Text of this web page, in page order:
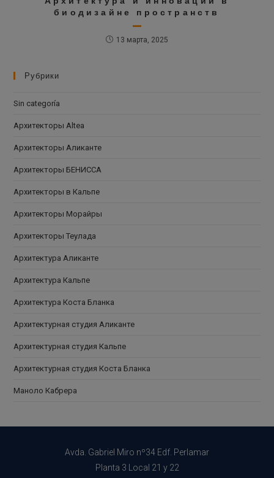
биодизайне пространств
13 марта, 2025
Рубрики
Sin categoría
Архитекторы Altea
Архитекторы Аликанте
Архитекторы БЕНИССА
Архитекторы в Кальпе
Архитекторы Морайры
Архитекторы Теулада
Архитектура Аликанте
Архитектура Кальпе
Архитектура Коста Бланка
Архитектурная студия Аликанте
Архитектурная студия Кальпе
Архитектурная студия Коста Бланка
Маноло Кабрера
Avda. Gabriel Miro nº34 Edf. Perlamar
Planta 3 Local 21 y 22